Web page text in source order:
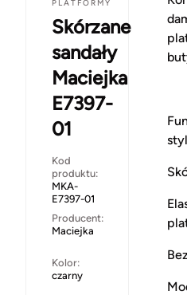
PLATFORMY
Skórzane
sandały
Maciejka
E7397-
01
Kod
produktu:
MKA-
E7397-01
Producent:
Maciejka
Kolor:
czarny
styl